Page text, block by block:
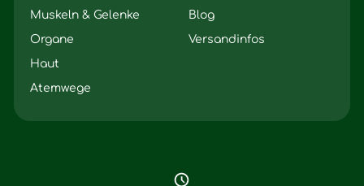
Muskeln & Gelenke
Organe
Haut
Atemwege
Blog
Versandinfos